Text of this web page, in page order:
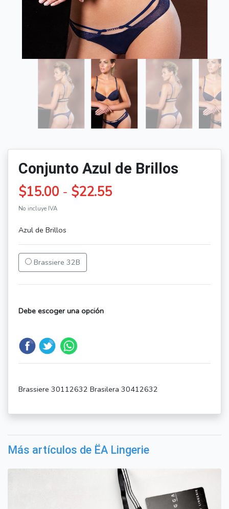
Conjunto Azul de Brillos
$15.00 - $22.55
No incluye IVA
Azul de Brillos
Brassiere 32B
Debe escoger una opción
Brassiere 30112632 Brasilera 30412632
Más artículos de ËA Lingerie